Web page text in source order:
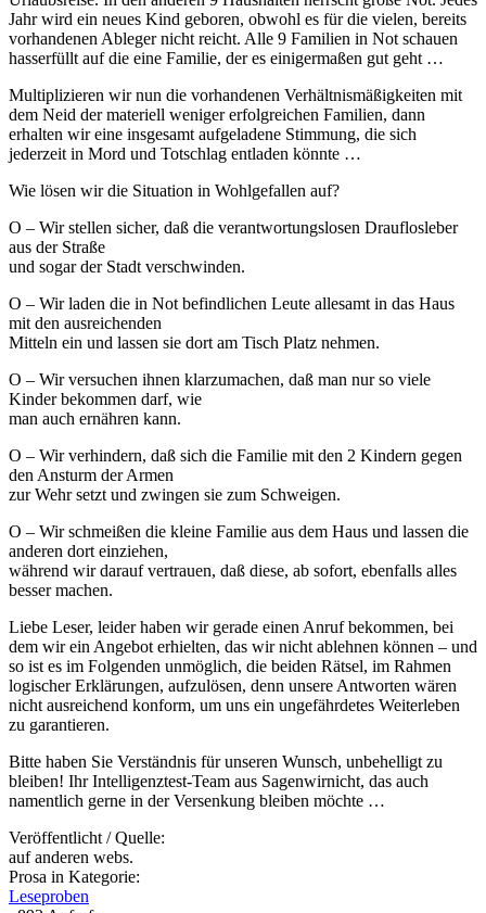
Jahr wird ein neues Kind geboren, obwohl es für die vielen, bereits
vorhandenen Ableger nicht reicht. Alle 9 Familien in Not schauen
hasserfüllt auf die eine Familie, der es einigermaßen gut geht …
Multiplizieren wir nun die vorhandenen Verhältnismäßigkeiten mit
dem Neid der materiell weniger erfolgreichen Familien, dann
erhalten wir eine insgesamt aufgeladene Stimmung, die sich
jederzeit in Mord und Totschlag entladen könnte …
Wie lösen wir die Situation in Wohlgefallen auf?
O – Wir stellen sicher, daß die verantwortungslosen Drauflosleber
aus der Straße
und sogar der Stadt verschwinden.
O – Wir laden die in Not befindlichen Leute allesamt in das Haus
mit den ausreichenden
Mitteln ein und lassen sie dort am Tisch Platz nehmen.
O – Wir versuchen ihnen klarzumachen, daß man nur so viele
Kinder bekommen darf, wie
man auch ernähren kann.
O – Wir verhindern, daß sich die Familie mit den 2 Kindern gegen
den Ansturm der Armen
zur Wehr setzt und zwingen sie zum Schweigen.
O – Wir schmeißen die kleine Familie aus dem Haus und lassen die
anderen dort einziehen,
während wir darauf vertrauen, daß diese, ab sofort, ebenfalls alles
besser machen.
Liebe Leser, leider haben wir gerade einen Anruf bekommen, bei
dem wir ein Angebot erhielten, das wir nicht ablehnen können – und
so ist es im Folgenden unmöglich, die beiden Rätsel, im Rahmen
logischer Erklärungen, aufzulösen, denn unsere Antworten wären
nicht ausreichend konform, um uns ein ungefährdetes Weiterleben
zu garantieren.
Bitte haben Sie Verständnis für unseren Wunsch, unbehelligt zu
bleiben! Ihr Intelligenztest-Team aus Sagenwirnicht, das auch
namentlich gerne in der Versenkung bleiben möchte …
Veröffentlicht / Quelle:
auf anderen webs.
Prosa in Kategorie:
Leseproben